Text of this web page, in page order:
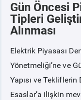
ÖRNEK FİNANS
VADELİ ELEKTRİK
PİYASAKAYIT
SERBEST
Gün Öncesi
Tipleri
Alınması
Elektrik Piyasası
Yönetmeliği’ne ve
Yapısı ve
Esaslar’a ilişkin